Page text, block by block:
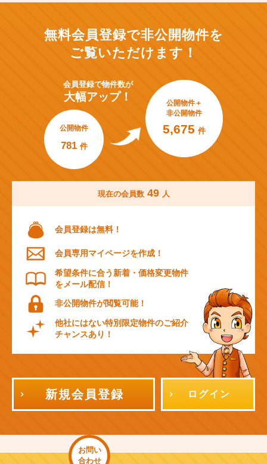
無料会員登録で非公開物件を
ご覧いただけます！
会員登録で物件数が
大幅アップ！
公開物件
781 件
公開物件＋
非公開物件
5,675 件
現在の会員数 49 人
会員登録は無料！
会員専用マイページを作成！
希望条件に合う新着・価格変更物件
をメール配信！
非公開物件が閲覧可能！
他社にはない特別限定物件のご紹介
チャンスあり！
新規会員登録 ログイン
お問い
合わせ